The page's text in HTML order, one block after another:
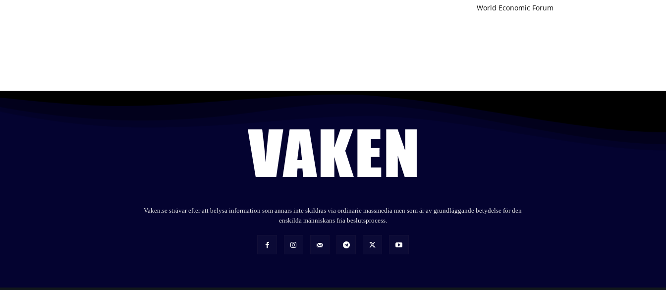
World Economic Forum
Vaken.se strävar efter att belysa information som annars inte skildras via ordinarie massmedia men som är av grundläggande betydelse för den
enskilda människans fria beslutsprocess.